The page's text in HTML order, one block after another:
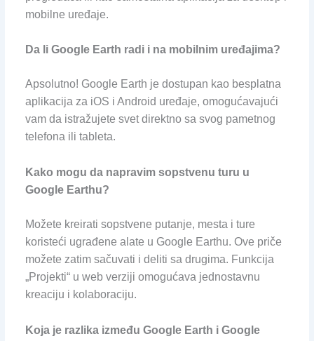
mobilne uređaje.
Da li Google Earth radi i na mobilnim uređajima?
Apsolutno! Google Earth je dostupan kao besplatna
aplikacija za iOS i Android uređaje, omogućavajući
vam da istražujete svet direktno sa svog pametnog
telefona ili tableta.
Kako mogu da napravim sopstvenu turu u
Google Earthu?
Možete kreirati sopstvene putanje, mesta i ture
koristeći ugrađene alate u Google Earthu. Ove priče
možete zatim sačuvati i deliti sa drugima. Funkcija
„Projekti“ u web verziji omogućava jednostavnu
kreaciju i kolaboraciju.
Koja je razlika između Google Earth i Google